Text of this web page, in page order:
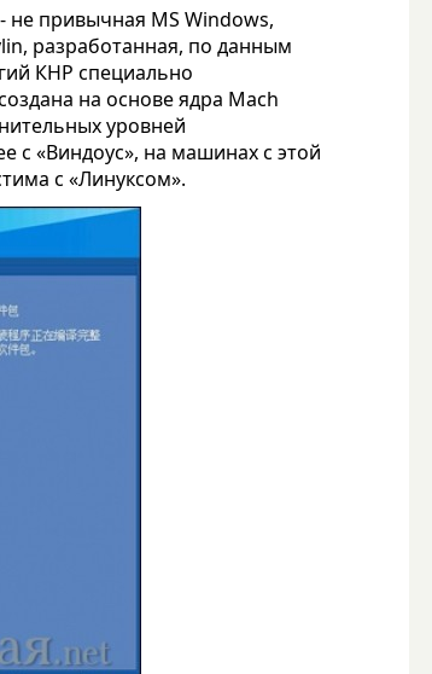
привычная MS Windows,
разработанная, по данным
КНР специально
на основе ядра Mach
уровней
с «Виндоус», на машинах с этой
с «Линуксом».